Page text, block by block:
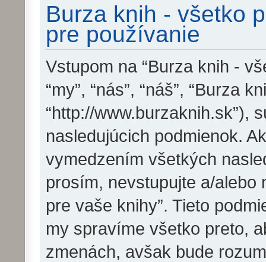
Burza knih - všetko
pre používanie
Vstupom na “Burza knih -
“my”, “nás”, “náš”, “Burza
“http://www.burzaknih.sk”),
nasledujúcich podmienok.
vymedzením všetkých
prosím, nevstupujte a/alebo
pre vaše knihy”. Tieto
my spravíme všetko preto,
zmenách, avšak bude